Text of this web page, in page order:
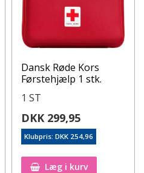
Dansk Røde Kors
Førstehjælp 1 stk.
1 ST
DKK 299,95
Klubpris: DKK 254,96
Læg i kurv